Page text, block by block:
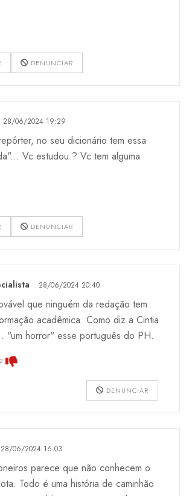
DENUNCIAR
28/06/2024 19:29
no seu dicionário tem essa
Vc estudou ? Vc tem alguma
DENUNCIAR
28/06/2024 20:40
que ninguém da redação tem
acadêmica. Como diz a Cintia
"um horror" esse português do PH.
2
DENUNCIAR
28/06/2024 16:03
parece que não conhecem o
Todo é uma história de caminhão